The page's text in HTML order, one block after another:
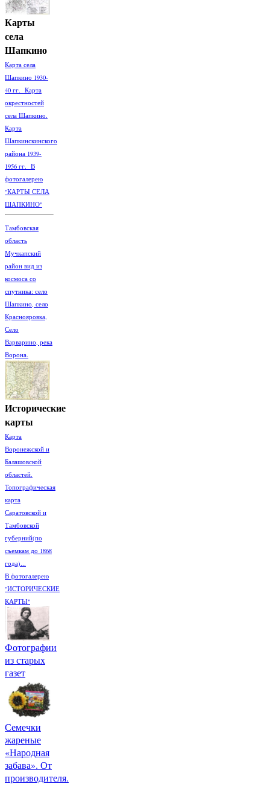
Карты
села
Шапкино
Карта села
Шапкино 1930-
40 гг. Карта
окрестностей
села Шапкино.
Карта
Шапкинскинского
района 1939-
1956 гг. В
фотогалерею
"КАРТЫ СЕЛА
ШАПКИНО"
Тамбовская
область
Мучкапский
район вид из
космоса со
спутника: село
Шапкино, село
Краснояровка,
Село
Варварино, река
Ворона.
Исторические
карты
Карта
Воронежской и
Балашовской
областей.
Топографическая
карта
Саратовской и
Тамбовской
губерний(по
съемкам до 1868
года)...
В фотогалерею
"ИСТОРИЧЕСКИЕ
КАРТЫ"
Фотографии
из старых
газет
Семечки
жареные
«Народная
забава». От
производителя.